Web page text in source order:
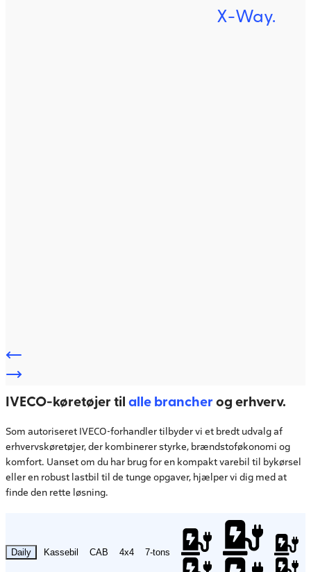
X-Way.
IVECO-køretøjer tilalle brancherog erhverv.
Som autoriseret IVECO-forhandler tilbyder vi et bredt udvalg af
erhvervskøretøjer, der kombinerer styrke, brændstoføkonomi og
komfort. Uanset om du har brug for en kompakt varebil til bykørsel
eller en robust lastbil til de tunge opgaver, hjælper vi dig med at
finde den rette løsning.
Daily Kassebil CAB 4x4 7-tons